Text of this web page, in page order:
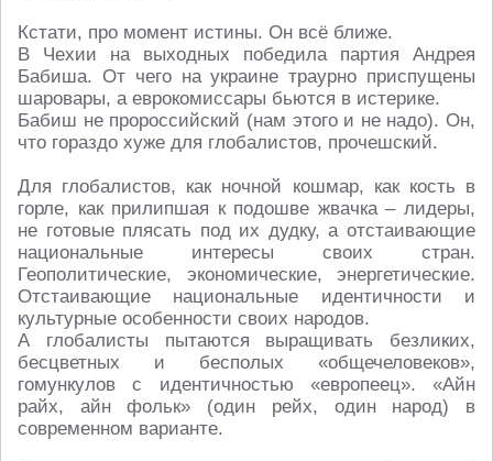
Кстати, про момент истины. Он всё ближе.
В Чехии на выходных победила партия Андрея
Бабиша. От чего на украине траурно приспущены
шаровары, а еврокомиссары бьются в истерике.
Бабиш не пророссийский (нам этого и не надо). Он,
что гораздо хуже для глобалистов, прочешский.
Для глобалистов, как ночной кошмар, как кость в
горле, как прилипшая к подошве жвачка – лидеры,
не готовые плясать под их дудку, а отстаивающие
национальные интересы своих стран.
Геополитические, экономические, энергетические.
Отстаивающие национальные идентичности и
культурные особенности своих народов.
А глобалисты пытаются выращивать безликих,
бесцветных и бесполых «общечеловеков»,
гомункулов с идентичностью «европеец». «Айн
райх, айн фольк» (один рейх, один народ) в
современном варианте.